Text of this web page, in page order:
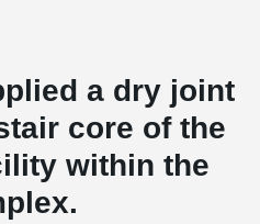
a dry joint
core of the
within the